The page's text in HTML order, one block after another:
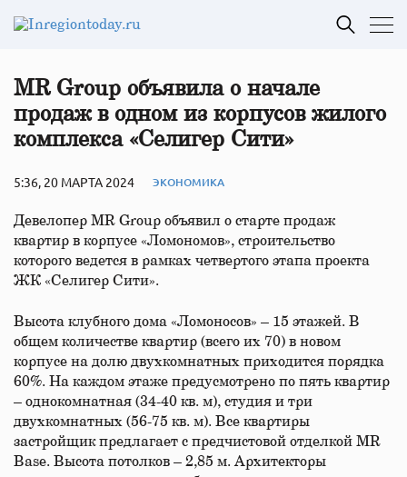
MR Group объявила о начале
продаж в одном из корпусов жилого
комплекса «Селигер Сити»
5:36, 20 МАРТА 2024 ЭКОНОМИКА
Девелопер MR Group объявил о старте продаж
квартир в корпусе «Ломономов», строительство
которого ведется в рамках четвертого этапа проекта
ЖК «Селигер Сити».
Высота клубного дома «Ломоносов» – 15 этажей. В
общем количестве квартир (всего их 70) в новом
корпусе на долю двухкомнатных приходится порядка
60%. На каждом этаже предусмотрено по пять квартир
– однокомнатная (34-40 кв. м), студия и три
двухкомнатных (56-75 кв. м). Все квартиры
застройщик предлагает с предчистовой отделкой MR
Base. Высота потолков – 2,85 м. Архитекторы